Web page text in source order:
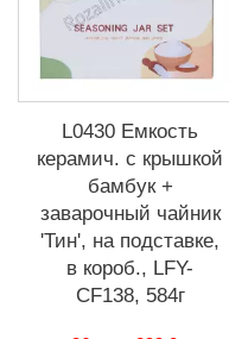
L0430 Емкость
керамич. с крышкой
бамбук +
заварочный чайник
'Тин', на подставке,
в короб., LFY-
CF138, 584г